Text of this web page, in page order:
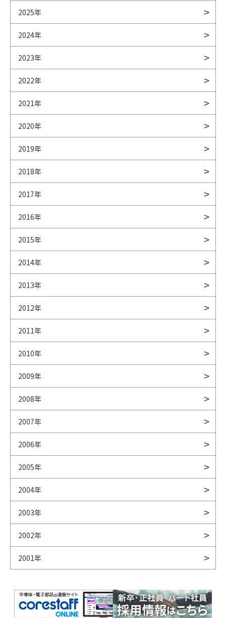
2025年
2024年
2023年
2022年
2021年
2020年
2019年
2018年
2017年
2016年
2015年
2014年
2013年
2012年
2011年
2010年
2009年
2008年
2007年
2006年
2005年
2004年
2003年
2002年
2001年